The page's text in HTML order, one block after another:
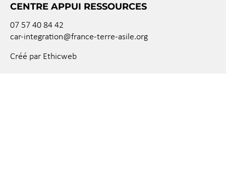
CENTRE APPUI RESSOURCES
07 57 40 84 42
car-integration@france-terre-asile.org
Créé par Ethicweb